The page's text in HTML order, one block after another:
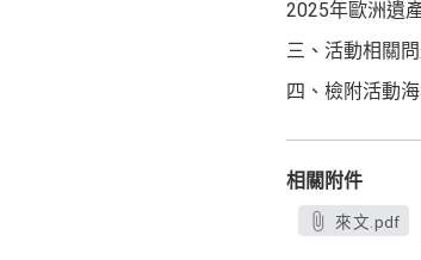
2025年歐洲遺
三、活動相關
四、檢附活動
相關附件
來文.pdf